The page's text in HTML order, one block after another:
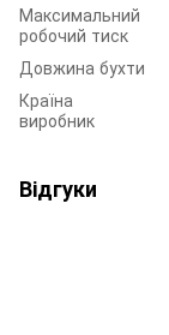
Максимальний
робочий тиск
Довжина бухти
Країна
виробник
Відгуки